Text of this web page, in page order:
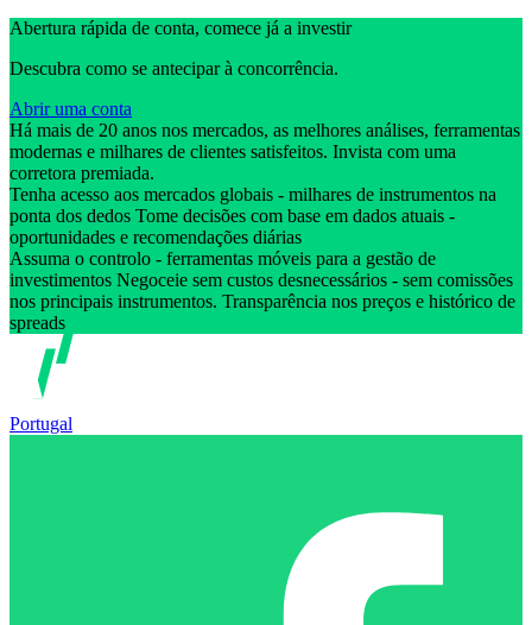
Abertura rápida de conta, comece já a investir
Descubra como se antecipar à concorrência.
Abrir uma conta
Há mais de 20 anos nos mercados, as melhores análises, ferramentas
modernas e milhares de clientes satisfeitos. Invista com uma
corretora premiada.
Tenha acesso aos mercados globais - milhares de instrumentos na
ponta dos dedos Tome decisões com base em dados atuais -
oportunidades e recomendações diárias
Assuma o controlo - ferramentas móveis para a gestão de
investimentos Negoceie sem custos desnecessários - sem comissões
nos principais instrumentos. Transparência nos preços e histórico de
spreads
Portugal